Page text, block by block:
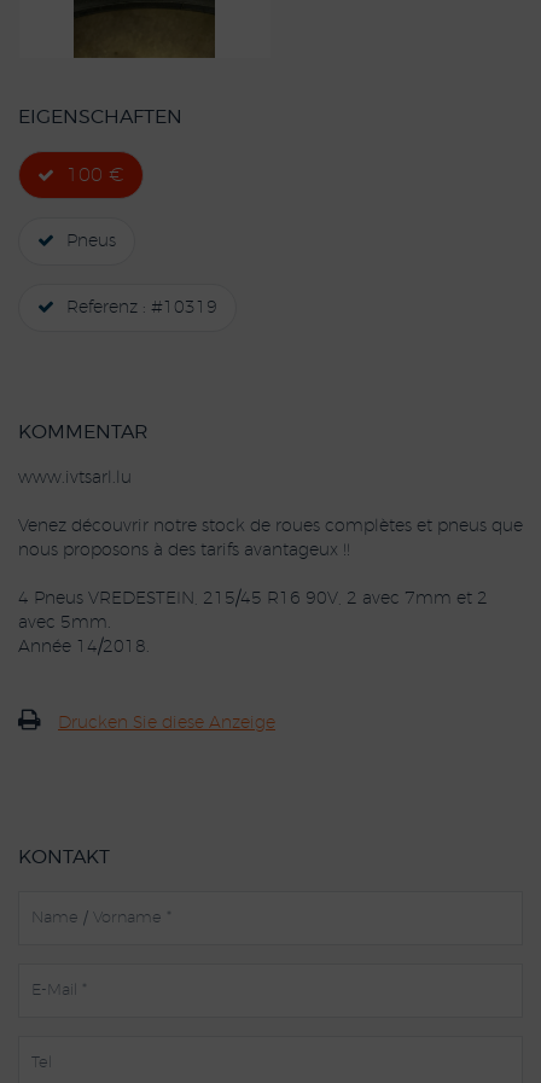
EIGENSCHAFTEN
100 €
Pneus
Referenz : #10319
KOMMENTAR
www.ivtsarl.lu
Venez découvrir notre stock de roues complètes et pneus que
nous proposons à des tarifs avantageux !!
4 Pneus VREDESTEIN, 215/45 R16 90V, 2 avec 7mm et 2
avec 5mm.
Année 14/2018.
Drucken Sie diese Anzeige
KONTAKT